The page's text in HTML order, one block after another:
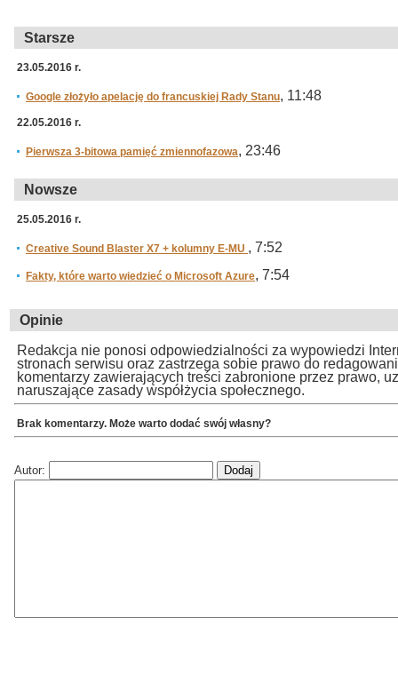
Starsze
23.05.2016 r.
Google złożyło apelację do francuskiej Rady Stanu, 11:48
22.05.2016 r.
Pierwsza 3-bitowa pamięć zmiennofazowa, 23:46
Nowsze
25.05.2016 r.
Creative Sound Blaster X7 + kolumny E-MU , 7:52
Fakty, które warto wiedzieć o Microsoft Azure, 7:54
Opinie
Redakcja nie ponosi odpowiedzialności za wypowiedzi
stronach serwisu oraz zastrzega sobie prawo do
komentarzy zawierających treści zabronione przez prawo,
naruszające zasady współżycia społecznego.
Brak komentarzy. Może warto dodać swój własny?
Autor: